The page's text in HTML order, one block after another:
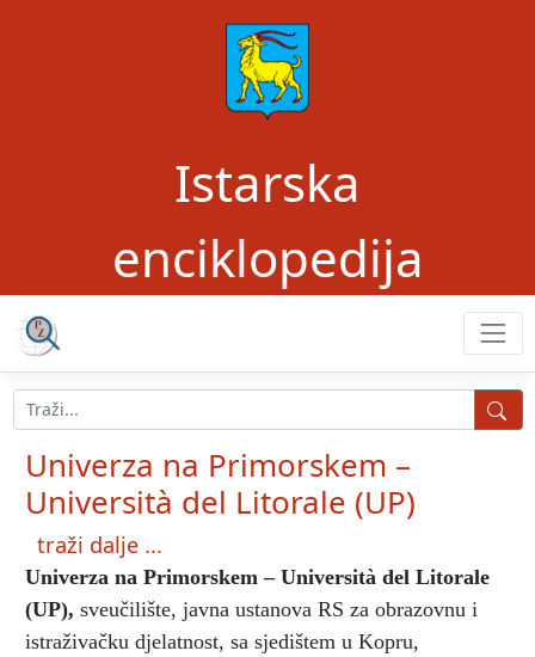
Istarska
enciklopedija
Univerza na Primorskem –
Università del Litorale (UP)
traži dalje ...
Univerza na Primorskem – Università del Litorale
(UP), sveučilište, javna ustanova RS za obrazovnu i
istraživačku djelatnost, sa sjedištem u Kopru,